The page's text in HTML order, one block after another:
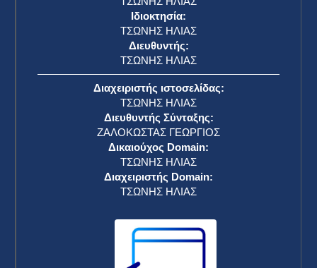
Ιδιοκτησία:
ΤΣΩΝΗΣ ΗΛΙΑΣ
Διευθυντής:
ΤΣΩΝΗΣ ΗΛΙΑΣ
Διαχειριστής ιστοσελίδας:
ΤΣΩΝΗΣ ΗΛΙΑΣ
Διευθυντής Σύνταξης:
ΖΑΛΟΚΩΣΤΑΣ ΓΕΩΡΓΙΟΣ
Δικαιούχος Domain:
ΤΣΩΝΗΣ ΗΛΙΑΣ
Διαχειριστής Domain:
ΤΣΩΝΗΣ ΗΛΙΑΣ